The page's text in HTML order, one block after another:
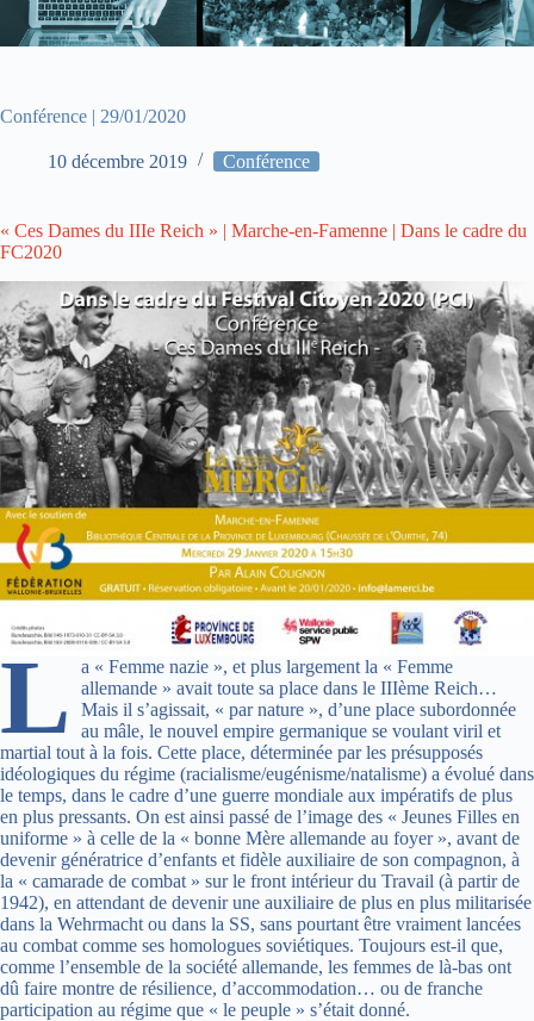
Conférence | 29/01/2020
10 décembre 2019 Conférence
« Ces Dames du IIIe Reich » | Marche-en-Famenne | Dans le cadre du
FC2020
L
a « Femme nazie », et plus largement la « Femme
allemande » avait toute sa place dans le IIIème Reich…
Mais il s’agissait, « par nature », d’une place subordonnée
au mâle, le nouvel empire germanique se voulant viril et
martial tout à la fois. Cette place, déterminée par les présupposés
idéologiques du régime (racialisme/eugénisme/natalisme) a évolué dans
le temps, dans le cadre d’une guerre mondiale aux impératifs de plus
en plus pressants. On est ainsi passé de l’image des « Jeunes Filles en
uniforme » à celle de la « bonne Mère allemande au foyer », avant de
devenir génératrice d’enfants et fidèle auxiliaire de son compagnon, à
la « camarade de combat » sur le front intérieur du Travail (à partir de
1942), en attendant de devenir une auxiliaire de plus en plus militarisée
dans la Wehrmacht ou dans la SS, sans pourtant être vraiment lancées
au combat comme ses homologues soviétiques. Toujours est-il que,
comme l’ensemble de la société allemande, les femmes de là-bas ont
dû faire montre de résilience, d’accommodation… ou de franche
participation au régime que « le peuple » s’était donné.